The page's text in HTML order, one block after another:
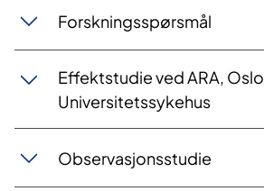
Forskningsspørsmål
Effektstudie ved ARA, Oslo
Universitetssykehus
Observasjonsstudie